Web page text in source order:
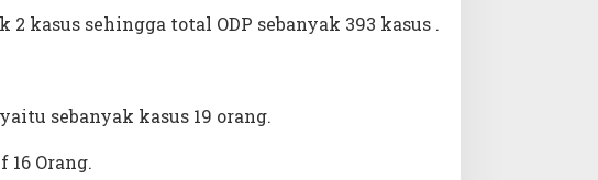
kasus sehingga total ODP sebanyak 393 kasus .
sebanyak kasus 19 orang.
Orang.